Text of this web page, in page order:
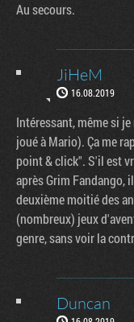
Au secours.
JiHeM
16.08.2019
Intéressant, même si
joué à Mario). Ça me
point & click". S'il est
après Grim Fandango,
deuxième moitié des
(nombreux) jeux
genre, sans voir la
Duncan
Factornews